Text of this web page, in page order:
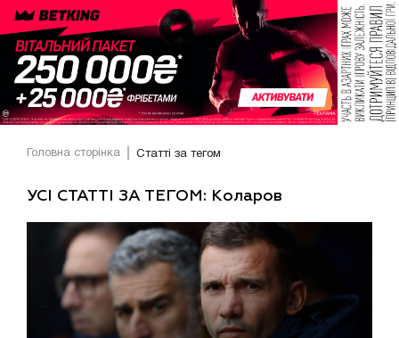
Головна сторінка Статті за тегом
УСІ СТАТТІ ЗА ТЕГОМ: Коларов